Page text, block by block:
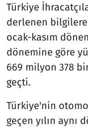
Türkiye
derlenen
ocak-kasım
dönemine göre
669 milyon 378
geçti.
Türkiye'nin
geçen yılın aynı